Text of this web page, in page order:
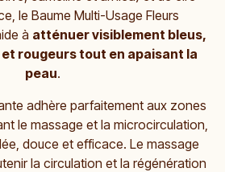
le Baume Multi-Usage Fleurs
à atténuer visiblement bleus,
rougeurs tout en apaisant la
peau.
adhère parfaitement aux zones
le massage et la microcirculation,
douce et efficace. Le massage
la circulation et la régénération